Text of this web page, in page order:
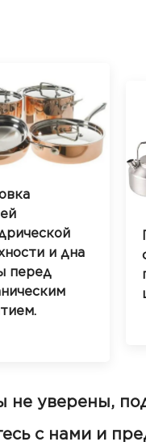
и дна
перед
не уверены,
с нами и